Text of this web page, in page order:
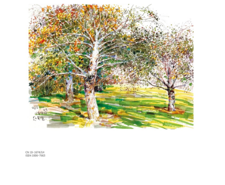
青春风采
校友文苑
校友讲坛
校友视界
信息化服务
三创大赛
实用信息
总会简介
会长致辞
总会章程
理事会名单
制度法规
关闭